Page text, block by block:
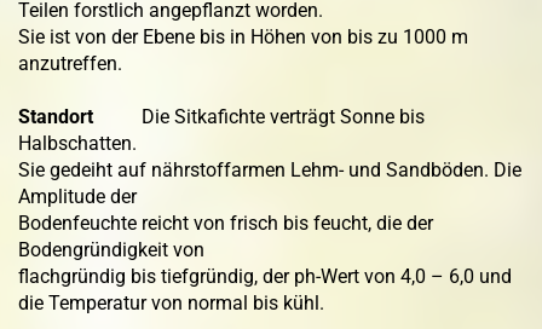
Teilen forstlich angepflanzt worden.
Sie ist von der Ebene bis in Höhen von bis zu 1000 m
anzutreffen.
Standort Die Sitkafichte verträgt Sonne bis
Halbschatten.
Sie gedeiht auf nährstoffarmen Lehm- und Sandböden. Die
Amplitude der
Bodenfeuchte reicht von frisch bis feucht, die der
Bodengründigkeit von
flachgründig bis tiefgründig, der ph-Wert von 4,0 – 6,0 und
die Temperatur von normal bis kühl.